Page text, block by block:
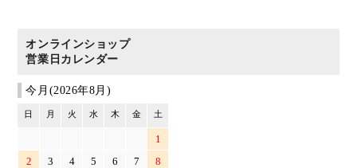
オンラインショップ
営業日カレンダー
今月(2026年8月)
日 月 火 水 木 金 土
1
2
3 4 5 6 7
8